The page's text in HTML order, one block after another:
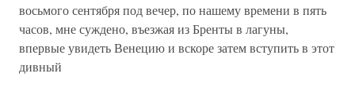
восьмого сентября под вечер, по нашему времени в пять
часов, мне суждено, въезжая из Бренты в лагуны,
впервые увидеть Венецию и вскоре затем вступить в этот
дивный